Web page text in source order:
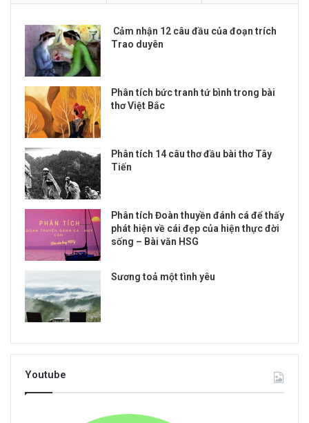
Cảm nhận 12 câu đầu của đoạn trích
Trao duyên
Phân tích bức tranh tứ bình trong bài
thơ Việt Bắc
Phân tích 14 câu thơ đầu bài thơ Tây
Tiến
Phân tích Đoàn thuyền đánh cá để thấy
phát hiện về cái đẹp của hiện thực đời
sống – Bài văn HSG
Sương toả một tình yêu
Youtube